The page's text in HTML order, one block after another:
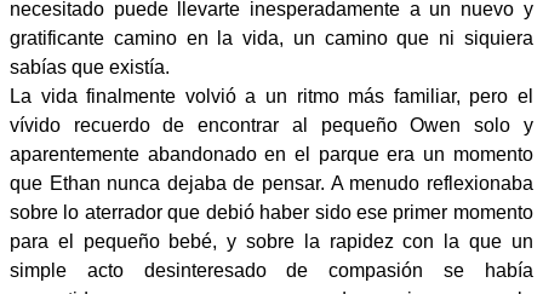
necesitado puede llevarte inesperadamente a un nuevo y
gratificante camino en la vida, un camino que ni siquiera
sabías que existía.
La vida finalmente volvió a un ritmo más familiar, pero el
vívido recuerdo de encontrar al pequeño Owen solo y
aparentemente abandonado en el parque era un momento
que Ethan nunca dejaba de pensar. A menudo reflexionaba
sobre lo aterrador que debió haber sido ese primer momento
para el pequeño bebé, y sobre la rapidez con la que un
simple acto desinteresado de compasión se había